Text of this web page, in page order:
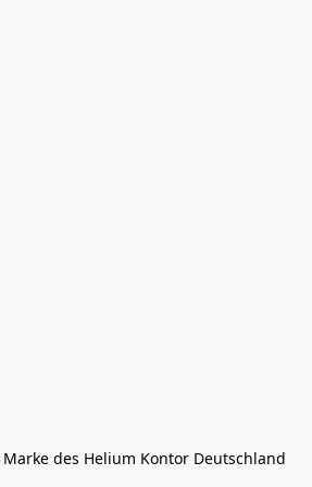
des Helium Kontor Deutschland